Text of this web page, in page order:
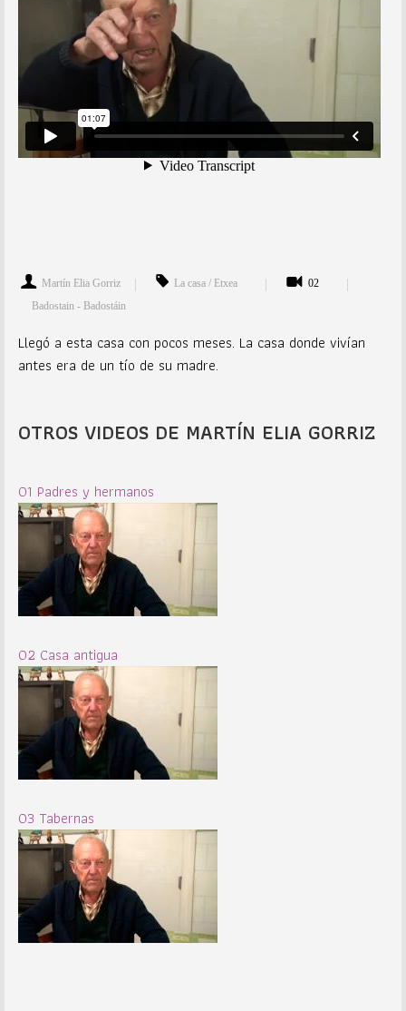
Martín Elia Gorriz La casa / Etxea
02
Badostain - Badostáin
Llegó a esta casa con pocos meses. La casa donde vivían
antes era de un tío de su madre.
OTROS VIDEOS DE MARTÍN ELIA GORRIZ
01 Padres y hermanos
02 Casa antigua
03 Tabernas